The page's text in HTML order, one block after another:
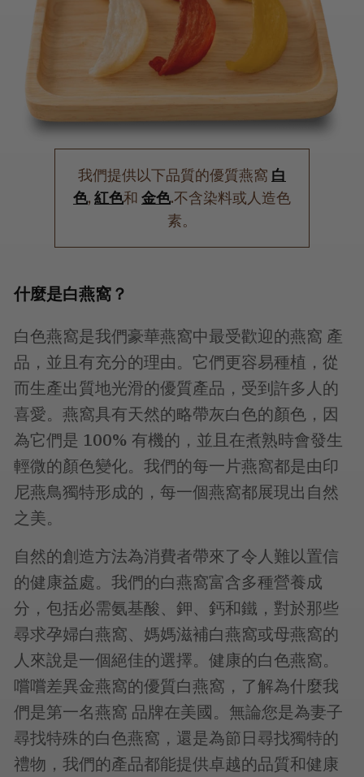
我們提供以下品質的優質燕窩 白
色, 紅色和 金色.不含染料或人造色
素。
什麼是白燕窩？
白色燕窩是我們豪華燕窩中最受歡迎的燕窩 產
品，並且有充分的理由。它們更容易種植，從
而生產出質地光滑的優質產品，受到許多人的
喜愛。燕窩具有天然的略帶灰白色的顏色，因
為它們是 100% 有機的，並且在煮熟時會發生
輕微的顏色變化。我們的每一片燕窩都是由印
尼燕鳥獨特形成的，每一個燕窩都展現出自然
之美。
自然的創造方法為消費者帶來了令人難以置信
的健康益處。我們的白燕窩富含多種營養成
分，包括必需氨基酸、鉀、鈣和鐵，對於那些
尋求孕婦白燕窩、媽媽滋補白燕窩或母燕窩的
人來說是一個絕佳的選擇。健康的白色燕窩。
嚐嚐差異金燕窩的優質白燕窩，了解為什麼我
們是第一名燕窩 品牌在美國。無論您是為妻子
尋找特殊的白色燕窩，還是為節日尋找獨特的
禮物，我們的產品都能提供卓越的品質和健康